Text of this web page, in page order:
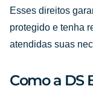
Esses direitos
protegido e tenha
atendidas suas
Como a DS